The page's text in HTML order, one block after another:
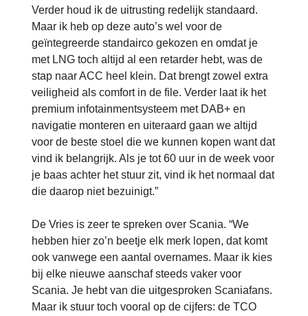
Verder houd ik de uitrusting redelijk standaard.
Maar ik heb op deze auto’s wel voor de
geïntegreerde standairco gekozen en omdat je
met LNG toch altijd al een retarder hebt, was de
stap naar ACC heel klein. Dat brengt zowel extra
veiligheid als comfort in de file. Verder laat ik het
premium infotainmentsysteem met DAB+ en
navigatie monteren en uiteraard gaan we altijd
voor de beste stoel die we kunnen kopen want dat
vind ik belangrijk. Als je tot 60 uur in de week voor
je baas achter het stuur zit, vind ik het normaal dat
die daarop niet bezuinigt.”
De Vries is zeer te spreken over Scania. “We
hebben hier zo’n beetje elk merk lopen, dat komt
ook vanwege een aantal overnames. Maar ik kies
bij elke nieuwe aanschaf steeds vaker voor
Scania. Je hebt van die uitgesproken Scaniafans.
Maar ik stuur toch vooral op de cijfers: de TCO